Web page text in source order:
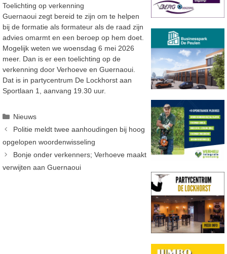
Toelichting op verkenning
Guernaoui zegt bereid te zijn om te helpen
bij de formatie als formateur als de raad zijn
advies omarmt en een beroep op hem doet.
Mogelijk weten we woensdag 6 mei 2026
meer. Dan is er een toelichting op de
verkenning door Verhoeve en Guernaoui.
Dat is in partycentrum De Lockhorst aan
Sportlaan 1, aanvang 19.30 uur.
Categorieën
Nieuws
Politie meldt twee aanhoudingen bij hoog
opgelopen woordenwisseling
Bonje onder verkenners; Verhoeve maakt
verwijten aan Guernaoui